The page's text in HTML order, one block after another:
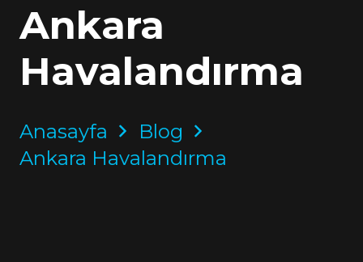
Ankara
Havalandırma
Anasayfa
Blog
Ankara Havalandırma